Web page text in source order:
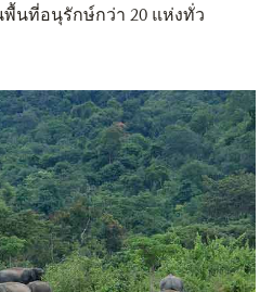
นที่อนุรักษ์กว่า 20 แห่งทั่ว